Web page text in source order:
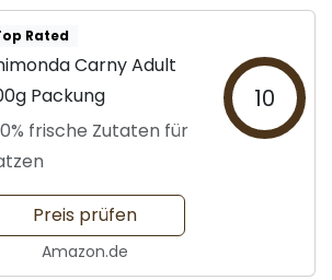
Rated
Carny Adult
Packung
frische Zutaten für
10
Preis prüfen
Amazon.de